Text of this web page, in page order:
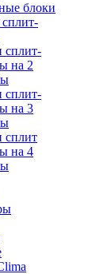
блоки
сплит-
сплит-
на 2
сплит-
на 3
сплит
на 4